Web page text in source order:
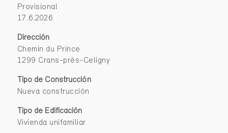
Provisional
17.6.2026
Dirección
Chemin du Prince
1299 Crans-près-Celigny
Tipo de Construcción
Nueva construcción
Tipo de Edificación
Vivienda unifamiliar